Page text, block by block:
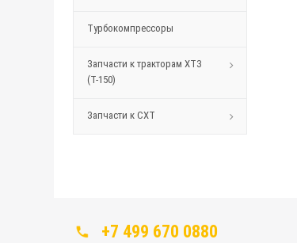
Турбокомпрессоры
Запчасти к тракторам ХТЗ
(Т-150)
Запчасти к СХТ
+7 499 670 0880